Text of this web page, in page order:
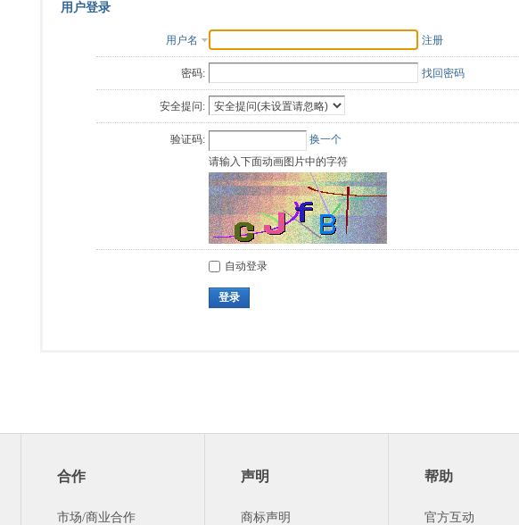
用户登录
用户名 注册
密码: 找回密码
安全提问:
验证码:
换一个
请输入下面动画图片中的字符
自动登录
登录
合作
市场/商业合作
声明
商标声明
帮助
官方互动